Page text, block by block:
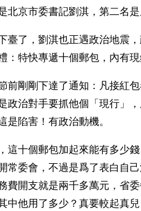
北京市委書記劉淇，第二名是
臺了，劉淇也正遇政治地震
：特快專遞十個郵包，內有
前剛剛下達了通知：凡接紅
政治對手要抓他個「現行」
是陷害！有政治動機。
這十個郵包加起來能有多少
常委會，不過是爲了表白自
費開支就是兩千多萬元，省
中他用了多少？真要較起真